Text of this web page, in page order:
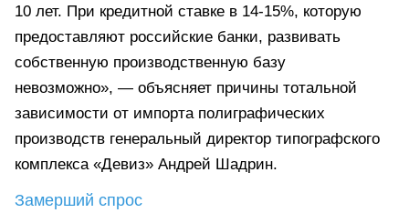
10 лет. При кредитной ставке в 14-15%, которую
предоставляют российские банки, развивать
собственную производственную базу
невозможно», — объясняет причины тотальной
зависимости от импорта полиграфических
производств генеральный директор типографского
комплекса «Девиз» Андрей Шадрин.
Замерший спрос